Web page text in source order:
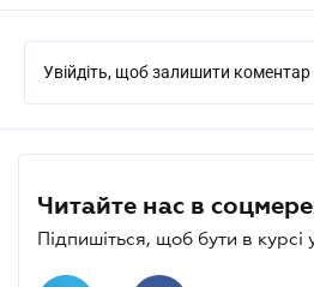
Увійдіть, щоб залишити коментар
Читайте нас в
Підпишіться, щоб бути в курсі